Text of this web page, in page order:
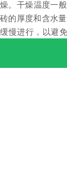
燥。干燥温度一
砖的厚度和含水
缓慢进行，以避
开裂。干燥后，
养护和蒸汽养护